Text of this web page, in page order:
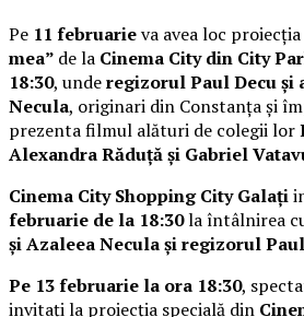
Pe 11 februarieva avea loc
mea” de la Cinema City din City
18:30, underegizorul Paul Decu și
Necula, originari din Constanța și
prezenta filmul alături de colegii lor
Alexandra Răduță și Gabriel
Cinema City Shopping City Galați
februarie de la 18:30la întâlnirea
și Azaleea Necula și regizorul
Pe 13 februarie la ora 18:30,
invitați la proiecția specială din